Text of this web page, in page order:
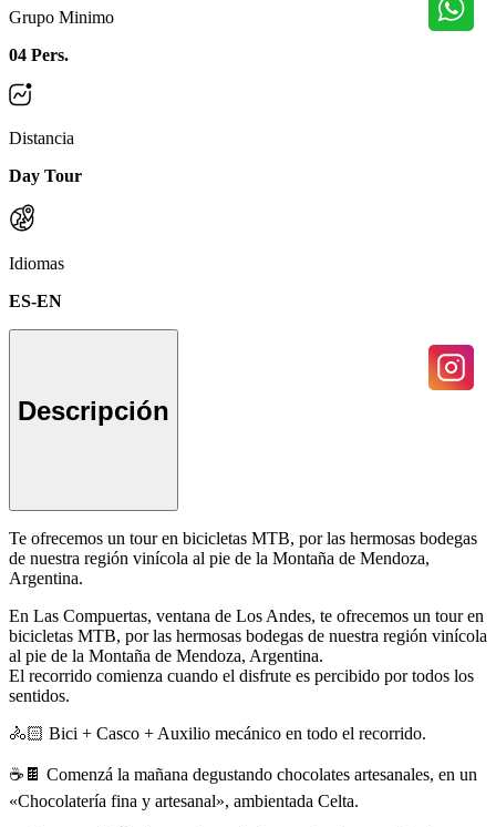
Grupo Minimo
04 Pers.
Distancia
Day Tour
Idiomas
ES-EN
Descripción
Te ofrecemos un tour en bicicletas MTB, por las hermosas bodegas
de nuestra región vinícola al pie de la Montaña de Mendoza,
Argentina.
En Las Compuertas, ventana de Los Andes, te ofrecemos un tour en
bicicletas MTB, por las hermosas bodegas de nuestra región vinícola
al pie de la Montaña de Mendoza, Argentina.
El recorrido comienza cuando el disfrute es percibido por todos los
sentidos.
🚴🏻 Bici + Casco + Auxilio mecánico en todo el recorrido.
☕🍫 Comenzá la mañana degustando chocolates artesanales, en un
«Chocolatería fina y artesanal», ambientada Celta.